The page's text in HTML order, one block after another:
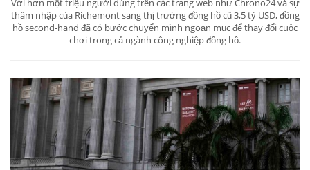
Với hơn một triệu người dùng trên các trang web như Chrono24 và sự
thâm nhập của Richemont sang thị trường đồng hồ cũ 3,5 tỷ USD, đồng
hồ second-hand đã có bước chuyển mình ngoạn mục để thay đổi cuộc
chơi trong cả ngành công nghiệp đồng hồ.